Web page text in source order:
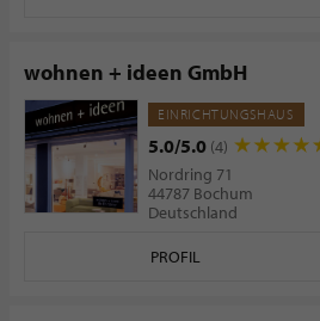
wohnen + ideen GmbH
EINRICHTUNGSHAUS
5.0/5.0 (4)
Nordring 71
44787 Bochum
Deutschland
PROFIL